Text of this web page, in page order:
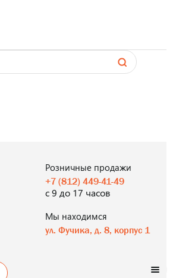
Розничные продажи
+7 (812) 449-41-49
с 9 до 17 часов
Мы находимся
ул. Фучика, д. 8, корпус 1